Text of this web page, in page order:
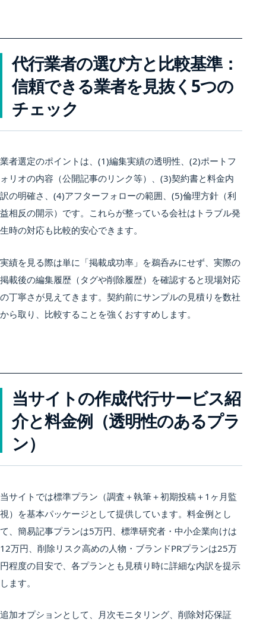
代行業者の選び方と比較基準：
信頼できる業者を見抜く5つの
チェック
業者選定のポイントは、(1)編集実績の透明性、(2)ポートフ
ォリオの内容（公開記事のリンク等）、(3)契約書と料金内
訳の明確さ、(4)アフターフォローの範囲、(5)倫理方針（利
益相反の開示）です。これらが整っている会社はトラブル発
生時の対応も比較的安心できます。
実績を見る際は単に「掲載成功率」を鵜呑みにせず、実際の
掲載後の編集履歴（タグや削除履歴）を確認すると現場対応
の丁寧さが見えてきます。契約前にサンプルの見積りを数社
から取り、比較することを強くおすすめします。
当サイトの作成代行サービス紹
介と料金例（透明性のあるプラ
ン）
当サイトでは標準プラン（調査＋執筆＋初期投稿＋1ヶ月監
視）を基本パッケージとして提供しています。料金例とし
て、簡易記事プランは5万円、標準研究者・中小企業向けは
12万円、削除リスク高めの人物・ブランドPRプランは25万
円程度の目安で、各プランとも見積り時に詳細な内訳を提示
します。
追加オプションとして、月次モニタリング、削除対応保証